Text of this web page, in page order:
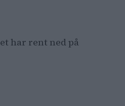
har rent ned på